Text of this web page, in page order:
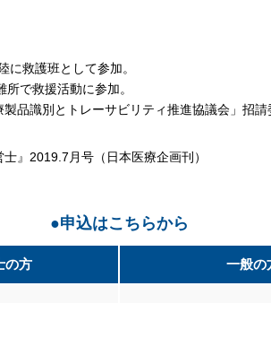
救護班として参加。
で救援活動に参加。
品識別とトレーサビリティ推進協議会」招請
士』2019.7月号（日本医療企画刊）
●申込はこちらから
の方 一般の